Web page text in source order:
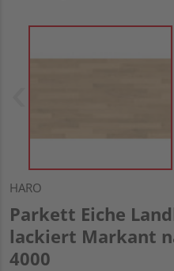
HARO
Parkett Eiche
lackiert Markant
4000